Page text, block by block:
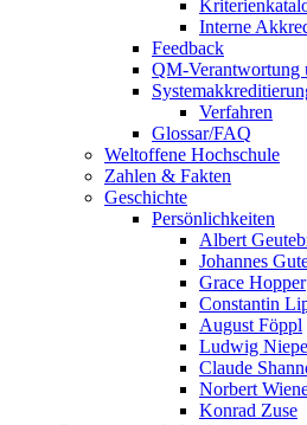
Interne
Feedback
QM-Verantwortung
Verfahren
Glossar/FAQ
Weltoffene Hochschule
Zahlen & Fakten
Geschichte
Persönlichkeiten
Albert
Johannes
Grace Hopper
Constantin
August Föppl
Ludwig
Claude
Norbert
Konrad Zuse